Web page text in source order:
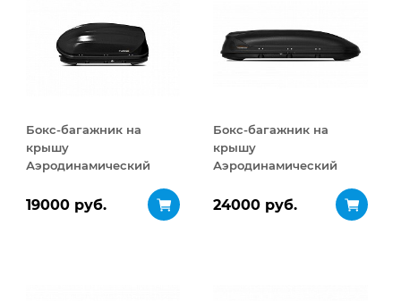
Бокс-багажник на
крышу
Аэродинамический
ДВУСТОРОННЕЕ
19000 руб.
Бокс-багажник на
крышу
Аэродинамический
24000 руб.